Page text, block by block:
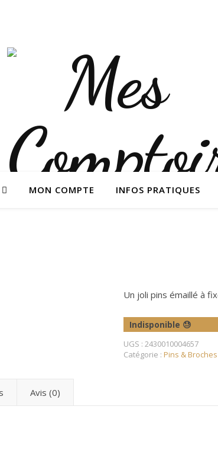
MON COMPTE INFOS PRATIQUES
Un joli pins émaillé à
Indisponible 😓
UGS : 2430010004657
Catégorie : Pins & Broches
Avis (0)